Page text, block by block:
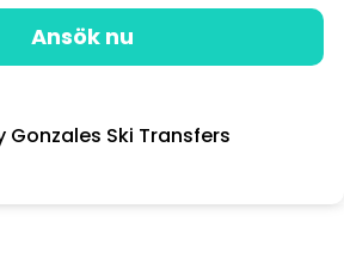
Ansök nu
Gonzales Ski Transfers